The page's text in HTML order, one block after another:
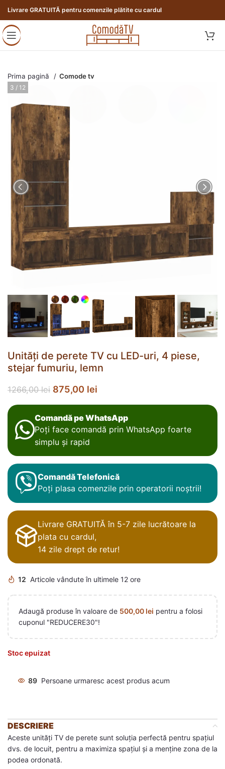
Livrare GRATUITĂ pentru comenzile plătite cu cardul
Prima pagină Comode tv
3 / 12
Unități de perete TV cu LED-uri, 4 piese,
stejar fumuriu, lemn
1266,00lei 875,00 lei
Comandă pe WhatsApp
Poți face comandă prin WhatsApp foarte
simplu și rapid
Comandă Telefonică
Poți plasa comenzile prin operatorii noștrii!
Livrare GRATUITĂ în 5-7 zile lucrătoare la
plata cu cardul,
14 zile drept de retur!
12 Articole vândute în ultimele 12 ore
Adaugă produse în valoare de 500,00 lei pentru a folosi
cuponul "REDUCERE30"!
Stoc epuizat
89 Persoane urmaresc acest produs acum
DESCRIERE
Aceste unități TV de perete sunt soluția perfectă pentru spațiul
dvs. de locuit, pentru a maximiza spațiul și a menține zona de la
podea ordonată.